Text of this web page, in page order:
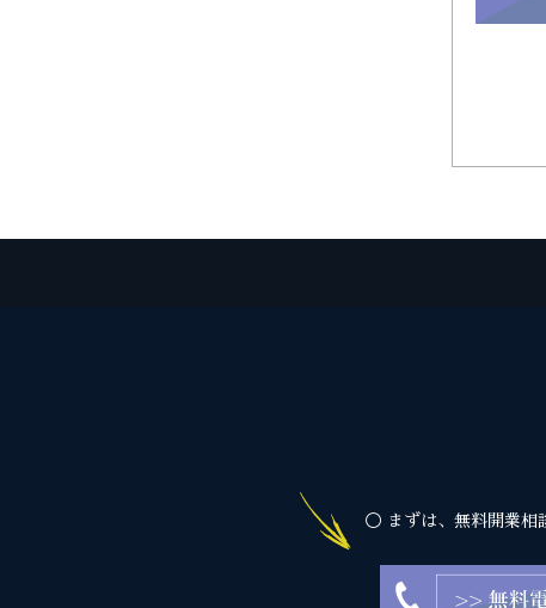
◯ まずは、無料開業相